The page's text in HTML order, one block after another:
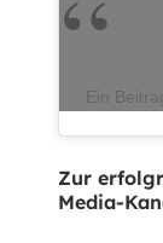
Ein
Zur
Media-